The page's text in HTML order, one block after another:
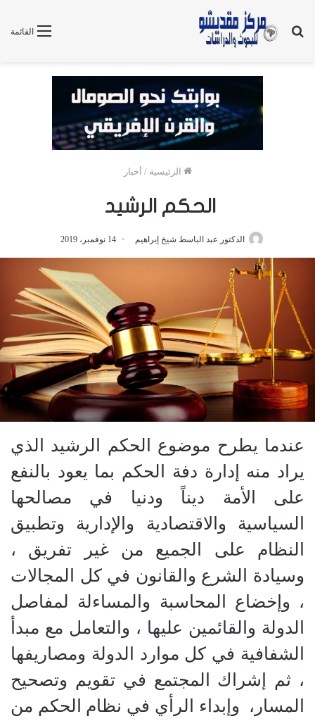
القائمة
بحث
الرئيسية / أخبار
الحكم الرشيد
الدكتور عبد الباسط شيخ إبراهيم 14 نوفمبر، 2019
عندما يطرح موضوع الحكم الرشيد الذي
يراد منه إدارة دفة الحكم بما يعود بالنفع
على الأمة ديناً ودنيا في مصالحها
السياسية والاقتصادية والإدارية وتطبيق
النظام على الجميع من غير تفريق ،
وسيادة الشرع والقانون في كل المجالات
، وإخضاع المحاسبة والمساءلة لمفاصل
الدولة والقائمين عليها ، والتعامل مع مبدأ
الشفافية في كل موارد الدولة ومصاريفها
، ثم إشراك المجتمع في تقويم وتصحيح
المسار، وإبداء الرأي في نظام الحكم من